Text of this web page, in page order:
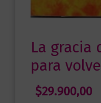
La gracia
para
$29.900,00